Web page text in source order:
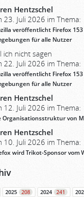
Hentzschel
23. Juli 2026 im Thema:
veröffentlicht Firefox 153
für alle Nutzer
ich nicht sagen
22. Juli 2026 im Thema:
veröffentlicht Firefox 153
für alle Nutzer
Hentzschel
12. Juli 2026 im Thema:
Organisationsstruktur von
Hentzschel
10. Juli 2026 im Thema:
wird Trikot-Sponsor vom
2025 208 2024 241